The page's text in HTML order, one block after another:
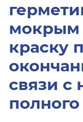
мокрым
краску
связи с